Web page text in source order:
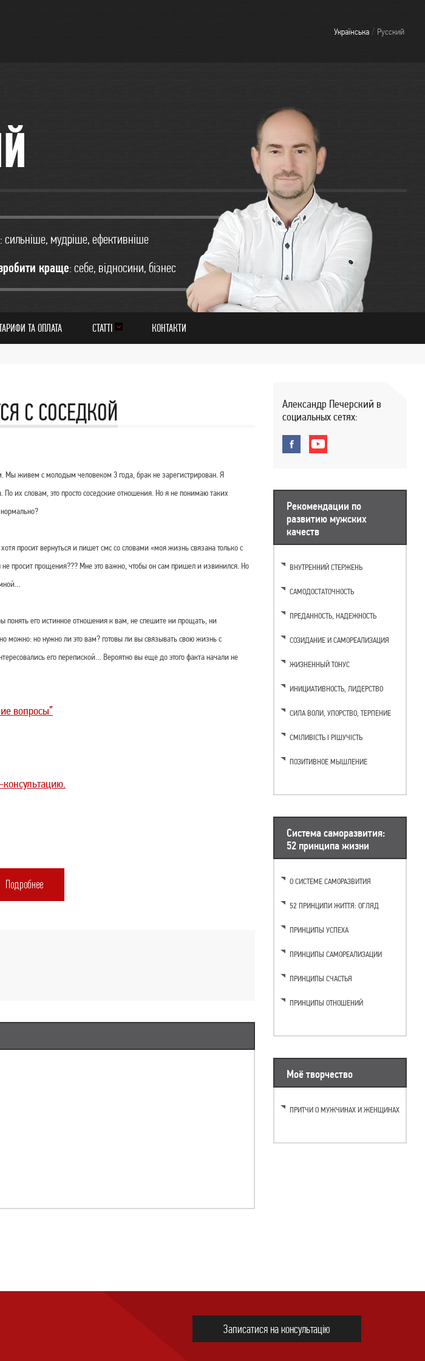
Українська / Русский
: сильніше, мудріше, ефективніше
краще: себе, відносини, бізнес
ТА ОПЛАТА СТАТТІ КОНТАКТИ
С СОСЕДКОЙ
Мы живем с молодым человеком 3 года, брак не зарегистрирован. Я
их словам, это просто соседские отношения. Но я не понимаю таких
просит вернуться и пишет смс со словами «моя жизнь связана только с
просит прощения??? Мне это важно, чтобы он сам пришел и извинился. Но
понять его истинное отношения к вам, не спешите ни прощать, ни
можно: но нужно ли это вам? готовы ли вы связывать свою жизнь с
его перепиской… Вероятно вы еще до этого факта начали не
вопросы”
Александр Печерский в
социальных сетях:
Рекомендации по
развитию мужских
качеств
ВНУТРЕННИЙ СТЕРЖЕНЬ
САМОДОСТАТОЧНОСТЬ
ПРЕДАННОСТЬ, НАДЕЖНОСТЬ
СОЗИДАНИЕ И САМОРЕАЛИЗАЦИЯ
ЖИЗНЕННЫЙ ТОНУС
ИНИЦИАТИВНОСТЬ, ЛИДЕРСТВО
CИЛА ВОЛИ, УПОРСТВО, ТЕРПЕНИЕ
СМІЛИВІСТЬ І РІШУЧІСТЬ
ПОЗИТИВНОЕ МЫШЛЕНИЕ
Система саморазвития:
52 принципа жизни
О СИСТЕМЕ САМОРАЗВИТИЯ
52 ПРИНЦИПИ ЖИТТЯ: ОГЛЯД
ПРИНЦИПЫ УСПЕХА
ПРИНЦИПЫ САМОРЕАЛИЗАЦИИ
ПРИНЦИПЫ СЧАСТЬЯ
ПРИНЦИПЫ ОТНОШЕНИЙ
Моё творчество
ПРИТЧИ О МУЖЧИНАХ И ЖЕНЩИНАХ
Записатися на консультацію